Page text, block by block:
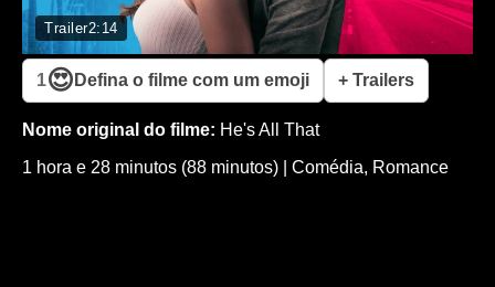
Trailer2:14
1😍 Defina o filme com um emoji + Trailers
Nome original do filme: He's All That
1 hora e 28 minutos (88 minutos)
Comédia, Romance